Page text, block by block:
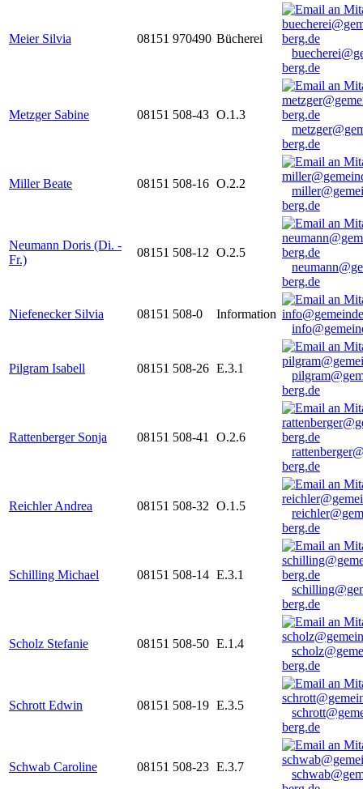
Meier Silvia 08151 970490 Bücherei
berg.de
Metzger Sabine 08151 508-43 O.1.3
berg.de
Miller Beate 08151 508-16 O.2.2
berg.de
Neumann Doris (Di. -
Fr.)
08151 508-12 O.2.5
berg.de
Niefenecker Silvia 08151 508-0
Information
Pilgram Isabell 08151 508-26 E.3.1
berg.de
Rattenberger Sonja 08151 508-41
O.2.6
berg.de
Reichler Andrea 08151 508-32 O.1.5
berg.de
Schilling Michael 08151 508-14 E.3.1
berg.de
Scholz Stefanie 08151 508-50 E.1.4
berg.de
Schrott Edwin 08151 508-19 E.3.5
berg.de
Schwab Caroline 08151 508-23 E.3.7